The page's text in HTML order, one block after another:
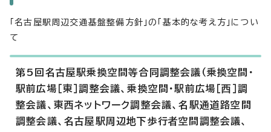
「名古屋駅周辺交通基盤整備方針」の「基本的な考え方」につい
て
第5回名古屋駅乗換空間等合同調整会議（乗換空間・
駅前広場［東］調整会議、乗換空間・駅前広場［西］調
整会議、東西ネットワーク調整会議、名駅通道路空間
調整会議、名古屋駅周辺地下歩行者空間調整会議、